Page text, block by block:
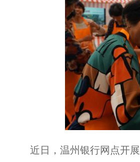
近日，温州银行网点开